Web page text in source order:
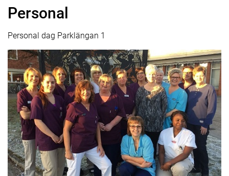
Personal
Personal dag Parklängan 1